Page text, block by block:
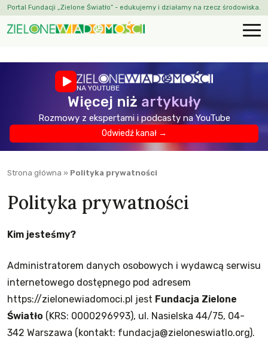
Portal Fundacji „Zielone Światło” - edukujemy i działamy na rzecz środowiska.
NA YOUTUBE
Więcej niż artykuły
Rozmowy z ekspertami i podcasty na YouTube
Odwiedź kanał →
Strona główna » Polityka prywatności
Polityka prywatności
Kim jesteśmy?
Administratorem danych osobowych i wydawcą serwisu
internetowego dostępnego pod adresem
https://zielonewiadomoci.pl jest Fundacja Zielone
Światło (KRS: 0000296993), ul. Nasielska 44/75, 04-
342 Warszawa (kontakt: fundacja@zieloneswiatlo.org).